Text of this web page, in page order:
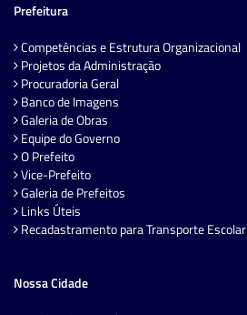
Prefeitura
Competências e Estrutura Organizacional
Projetos da Administração
Procuradoria Geral
Banco de Imagens
Galeria de Obras
Equipe do Governo
O Prefeito
Vice-Prefeito
Galeria de Prefeitos
Links Úteis
Recadastramento para Transporte Escolar
Nossa Cidade